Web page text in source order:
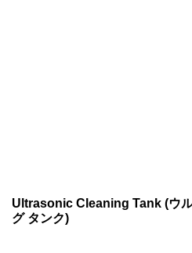
Ultrasonic Cleaning Tank (ウ
グ タンク)